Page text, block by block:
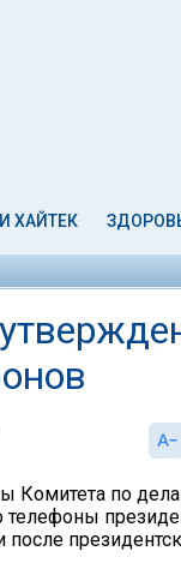
ХАЙТЕК
Комитета по
телефоны